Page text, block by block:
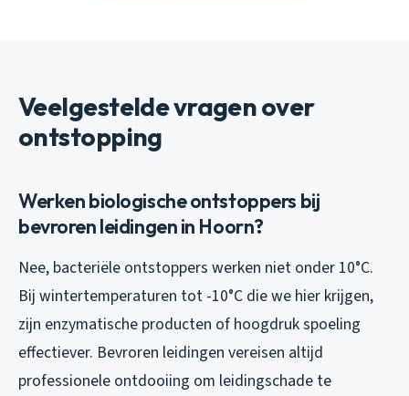
Veelgestelde vragen over
ontstopping
Werken biologische ontstoppers bij
bevroren leidingen in Hoorn?
Nee, bacteriële ontstoppers werken niet onder 10°C.
Bij wintertemperaturen tot -10°C die we hier krijgen,
zijn enzymatische producten of hoogdruk spoeling
effectiever. Bevroren leidingen vereisen altijd
professionele ontdooiing om leidingschade te